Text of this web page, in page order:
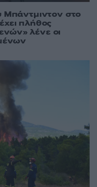
Μπάντμιντον στο
πλήθος
λένε οι